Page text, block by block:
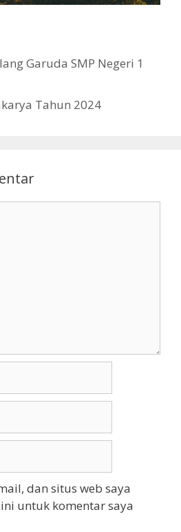
Garuda SMP Negeri 1
Tahun 2024
dan situs web saya
untuk komentar saya